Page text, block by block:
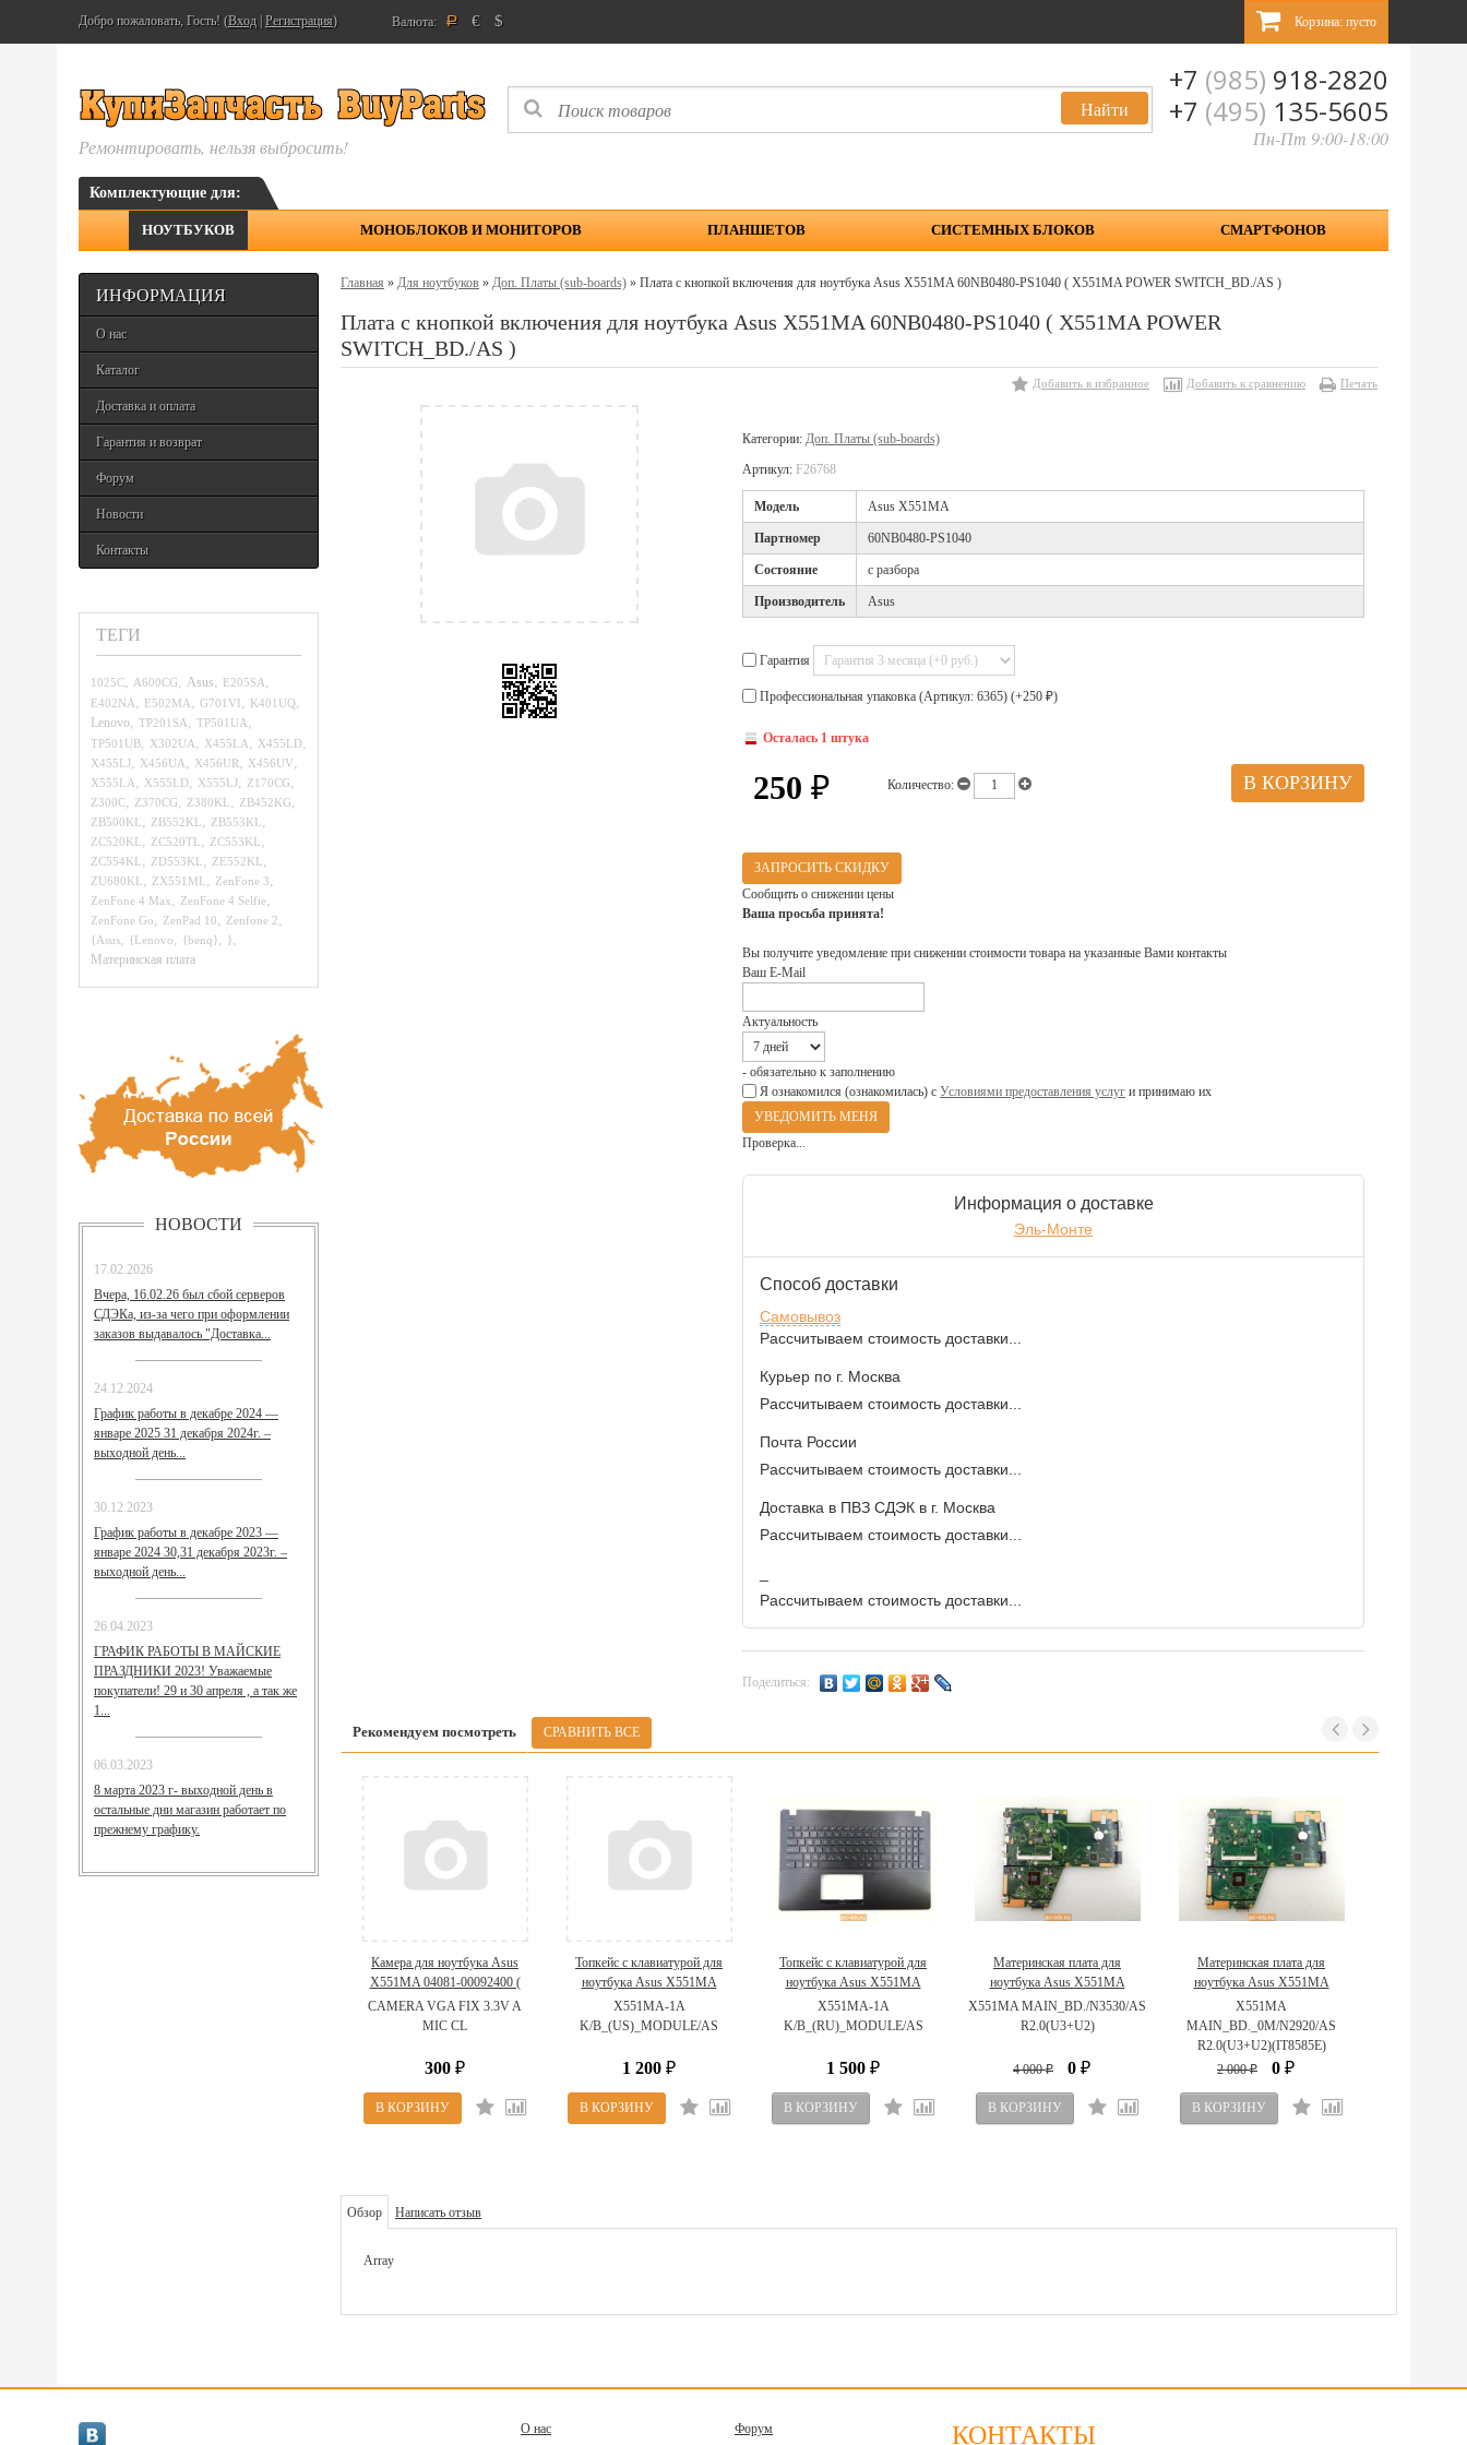
Добро пожаловать, Гость! (Вход Регистрация) Валюта: Р € $ Корзина: пусто
Ремонтировать, нельзя выбросить!
+7 (985) 918-2820
+7 (495) 135-5605
Пн-Пт 9:00-18:00
Комплектующие для:
НОУТБУКОВ МОНОБЛОКОВ И МОНИТОРОВ ПЛАНШЕТОВ СИСТЕМНЫХ БЛОКОВ СМАРТФОНОВ
ИНФОРМАЦИЯ
О нас
Каталог
Доставка и оплата
Гарантия и возврат
Форум
Новости
Контакты
ТЕГИ
1025C, A600CG, Asus, E205SA,
E402NA, E502MA, G701VI, K401UQ,
Lenovo, TP201SA, TP501UA,
TP501UB, X302UA, X455LA, X455LD,
X455LJ, X456UA, X456UR, X456UV,
X555LA, X555LD, X555LJ, Z170CG,
Z300C, Z370CG, Z380KL, ZB452KG,
ZB500KL, ZB552KL, ZB553KL,
ZC520KL, ZC520TL, ZC553KL,
ZC554KL, ZD553KL, ZE552KL,
ZU680KL, ZX551ML, ZenFone 3,
ZenFone 4 Max, ZenFone 4 Selfie,
ZenFone Go, ZenPad 10, Zenfone 2,
{Asus, {Lenovo, {benq}, },
Материнская плата
НОВОСТИ
17.02.2026
Вчера, 16.02.26 был сбой серверов
СДЭКа, из-за чего при оформлении
заказов выдавалось "Доставка...
24.12.2024
График работы в декабре 2024 —
январе 2025 31 декабря 2024г. –
выходной день...
30.12.2023
График работы в декабре 2023 —
январе 2024 30,31 декабря 2023г. –
выходной день...
26.04.2023
ГРАФИК РАБОТЫ В МАЙСКИЕ
ПРАЗДНИКИ 2023! Уважаемые
покупатели! 29 и 30 апреля , а так же
1...
06.03.2023
8 марта 2023 г- выходной день в
остальные дни магазин работает по
прежнему графику.
Главная » Для ноутбуков » Доп. Платы (sub-boards) » Плата с кнопкой включения для ноутбука Asus X551MA 60NB0480-PS1040 ( X551MA POWER SWITCH_BD./AS )
Плата с кнопкой включения для ноутбука Asus X551MA 60NB0480-PS1040 ( X551MA POWER
SWITCH_BD./AS )
Добавить в избранное Добавить к сравнению Печать
Категории: Доп. Платы (sub-boards)
Артикул: F26768
Модель Asus X551MA
Партномер 60NB0480-PS1040
Cостояние с разбора
Производитель Asus
Гарантия
Профессиональная упаковка (Артикул: 6365) (+250 ₽)
Осталась 1 штука
250 ₽ Количество:
ЗАПРОСИТЬ СКИДКУ
Сообщить о снижении цены
Ваша просьба принята!
Вы получите уведомление при снижении стоимости товара на указанные Вами контакты
Ваш E-Mail
Актуальность
- обязательно к заполнению
Я ознакомился (ознакомилась) с Условиями предоставления услуг и принимаю их
Проверка...
Информация о доставке
Эль-Монте
Способ доставки
Самовывоз
Рассчитываем стоимость доставки...
Курьер по г. Москва
Рассчитываем стоимость доставки...
Почта России
Рассчитываем стоимость доставки...
Доставка в ПВЗ СДЭК в г. Москва
Рассчитываем стоимость доставки...
Рассчитываем стоимость доставки...
Поделиться:
Рекомендуем посмотреть
Камера для ноутбука Asus
X551MA 04081-00092400 (
CAMERA VGA FIX 3.3V A
MIC CL )
CAMERA VGA FIX 3.3V A
MIC CL
300 ₽
Топкейс с клавиатурой для
ноутбука Asus X551MA
90NB0481-R30020 (X551MA-
1A K/B_(US)_MODULE/AS)
X551MA-1A
K/B_(US)_MODULE/AS
1 200 ₽
Топкейс с клавиатурой для
ноутбука Asus X551MA
90NB0481-R30200
X551MA-1A
K/B_(RU)_MODULE/AS
1 500 ₽
Материнская плата для
ноутбука Asus X551MA
90NB0480-R00060
X551MA MAIN_BD./N3530/AS
R2.0(U3+U2)
4 000₽ 0 ₽
Материнская плата для
ноутбука Asus X551MA
90NB0480-R00120
X551MA
MAIN_BD._0M/N2920/AS
R2.0(U3+U2)(IT8585E)
2 000₽ 0 ₽
Обзор Написать отзыв
Array
О нас Форум КОНТАКТЫ